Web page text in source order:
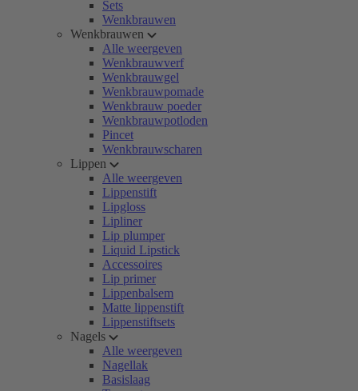
Sets
Wenkbrauwen
Wenkbrauwen
Alle weergeven
Wenkbrauwverf
Wenkbrauwgel
Wenkbrauwpomade
Wenkbrauw poeder
Wenkbrauwpotloden
Pincet
Wenkbrauwscharen
Lippen
Alle weergeven
Lippenstift
Lipgloss
Lipliner
Lip plumper
Liquid Lipstick
Accessoires
Lip primer
Lippenbalsem
Matte lippenstift
Lippenstiftsets
Nagels
Alle weergeven
Nagellak
Basislaag